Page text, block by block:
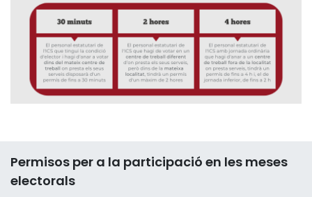
Permisos per a la participació en les meses
electorals